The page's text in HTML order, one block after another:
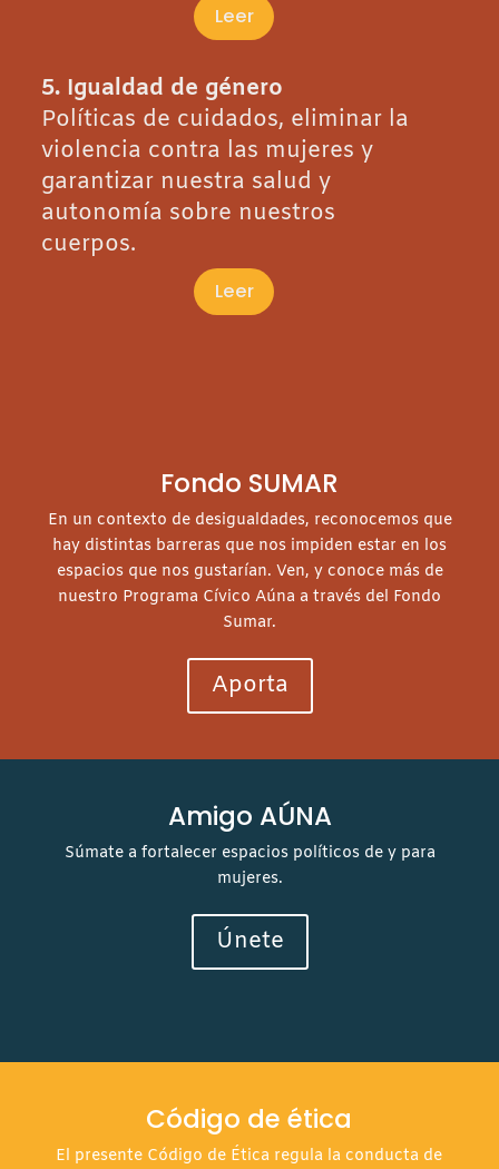
Leer
5. Igualdad de género
Políticas de cuidados, eliminar la
violencia contra las mujeres y
garantizar nuestra salud y
autonomía sobre nuestros
cuerpos.
Leer
Fondo SUMAR
En un contexto de desigualdades, reconocemos que
hay distintas barreras que nos impiden estar en los
espacios que nos gustarían. Ven, y conoce más de
nuestro Programa Cívico Aúna a través del Fondo
Sumar.
Aporta
Amigo AÚNA
Súmate a fortalecer espacios políticos de y para
mujeres.
Únete
Código de ética
El presente Código de Ética regula la conducta de